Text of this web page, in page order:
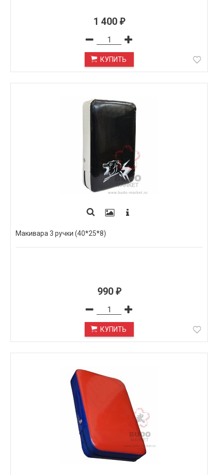
1 400 ₽
КУПИТЬ
Макивара 3 ручки (40*25*8)
990 ₽
КУПИТЬ